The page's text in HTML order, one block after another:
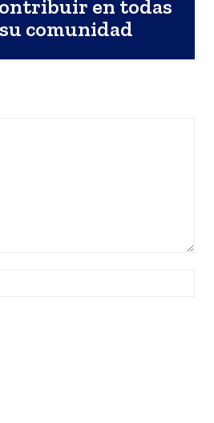
en todas
comunidad